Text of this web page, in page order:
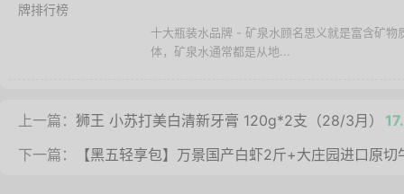
十大瓶装水品牌 - 矿泉水顾名思义就是富含矿
体，矿泉水通常都是从地...
上一篇： 狮王 小苏打美白清新牙膏 120g*2支（28/3月）
下一篇：
【黑五轻享包】万景国产白虾2斤+大庄园进口原切